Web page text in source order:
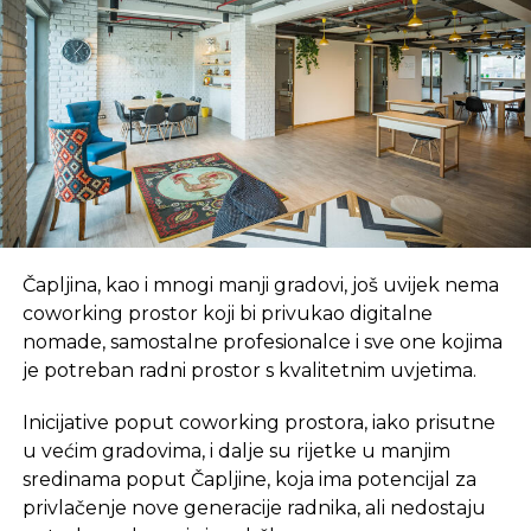
REKLAMA
Novalić je naglasio da se uvode pojačani mehanizmi
kontrolinga poslovanja kompanije.
„Insistirali smo da se za svaki budući investicioni
ciklus, odnosno investiciju bude predočena studija
izvodljivosti kao dio projektne dokumentacije koja
je potrebna za odlučivanje vlasnika kompanije,
greške i investiranje bilo što racionalnije“ naveo je
Novalić.
Po njegovim riječima, prvi put su insistirali na
Čapljina, kao i mnogi manji gradovi, još uvijek nema
coworking prostor koji bi privukao digitalne
nomade, samostalne profesionalce i sve one kojima
je potreban radni prostor s kvalitetnim uvjetima.
Inicijative poput coworking prostora, iako prisutne
u većim gradovima, i dalje su rijetke u manjim
sredinama poput Čapljine, koja ima potencijal za
privlačenje nove generacije radnika, ali nedostaju